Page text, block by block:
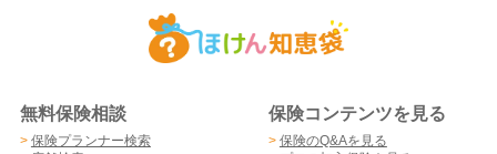
無料保険相談
> 保険プランナー検索
保険コンテンツを見る
> 保険のQ&Aを見る